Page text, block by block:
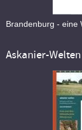
Brandenburg - eine
Askanier-Welten